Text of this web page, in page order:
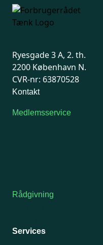
Ryesgade 3 A, 2. th.
2200 København N.
CVR-nr: 63870528
Kontakt
Medlemsservice
Rådgivning
Services